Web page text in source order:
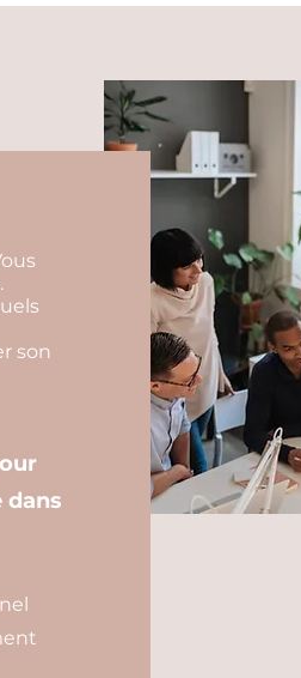
son
dans